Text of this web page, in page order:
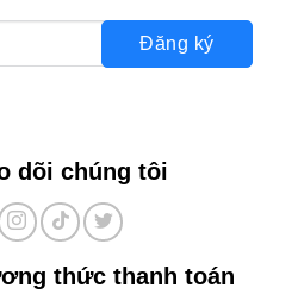
Đăng ký
dõi chúng tôi
thức thanh toán